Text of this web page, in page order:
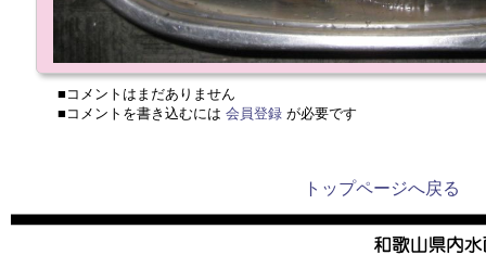
■コメントはまだありません
■コメントを書き込むには 会員登録 が必要です
トップページへ戻る